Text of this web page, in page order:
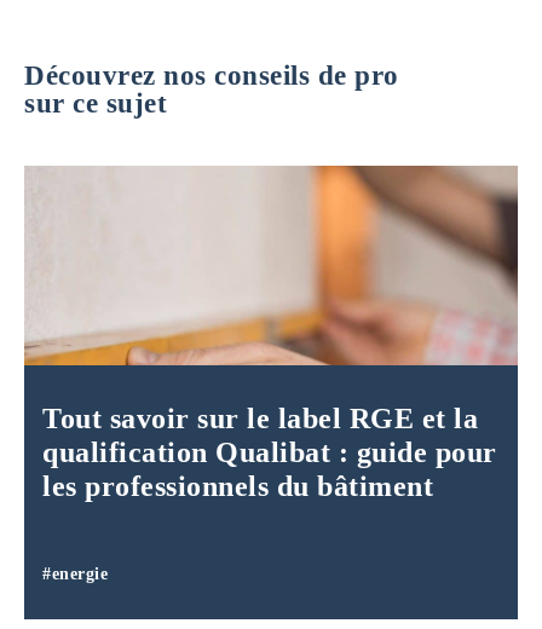
Découvrez nos conseils de pro
sur ce sujet
Tout savoir sur le label RGE et la
qualification Qualibat : guide pour
les professionnels du bâtiment
#energie